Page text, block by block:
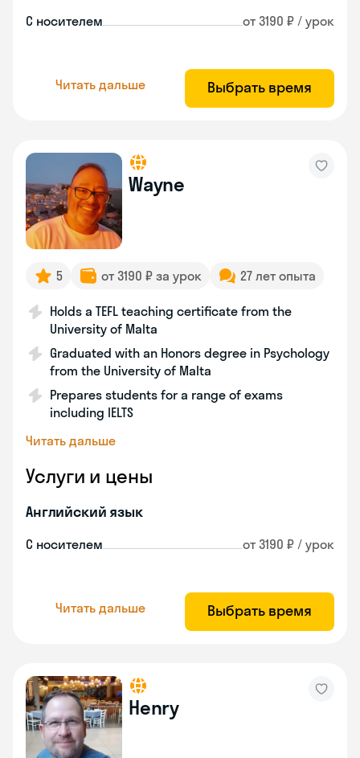
С носителем от 3190 ₽ / урок
Читать дальше Выбрать время
Wayne
5 от 3190 ₽ за урок 27 лет опыта
Holds a TEFL teaching certificate from the
University of Malta
Graduated with an Honors degree in Psychology
from the University of Malta
Prepares students for a range of exams
including IELTS
Читать дальше
Услуги и цены
Английский язык
С носителем от 3190 ₽ / урок
Читать дальше Выбрать время
Henry